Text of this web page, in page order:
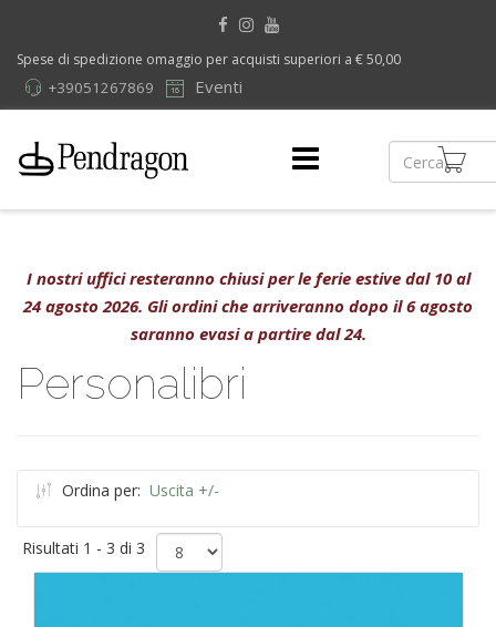
Spese di spedizione omaggio per acquisti superiori a € 50,00
Eventi
+39051267869
I nostri uffici resteranno chiusi per le ferie estive dal 10 al
24 agosto 2026. Gli ordini che arriveranno dopo il 6 agosto
saranno evasi a partire dal 24.
Personalibri
Ordina per: Uscita +/-
Risultati 1 - 3 di 3